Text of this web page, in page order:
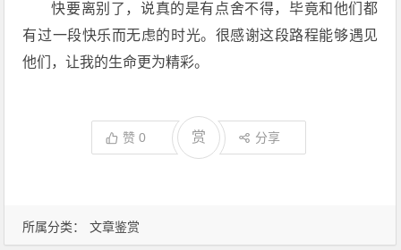
所属分类： 文章鉴赏
快要离别了，说真的是有点舍不得，毕竟和他们都
有过一段快乐而无虑的时光。很感谢这段路程能够遇见
他们，让我的生命更为精彩。
赞0 赏 分享